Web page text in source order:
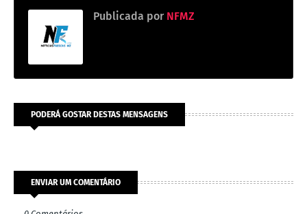
Publicada por NFMZ
PODERÁ GOSTAR DESTAS MENSAGENS
ENVIAR UM COMENTÁRIO